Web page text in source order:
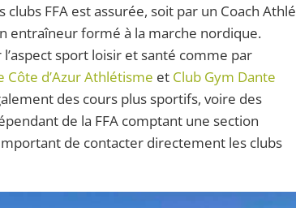
FFA est assurée, soit par un Coach Athlé
entraîneur formé à la marche nordique.
sport loisir et santé comme par
Côte d’Azur Athlétisme et Club Gym Dante
des cours plus sportifs, voire des
de la FFA comptant une section
de contacter directement les clubs